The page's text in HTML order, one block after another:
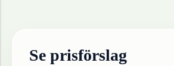
Se prisförslag